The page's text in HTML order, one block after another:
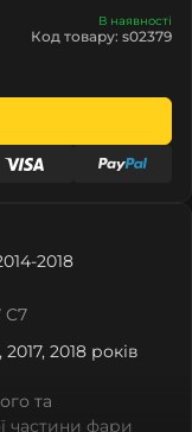
В наявності
Код товару: s02379
2018
C7
2017, 2018 років
та
частини фари